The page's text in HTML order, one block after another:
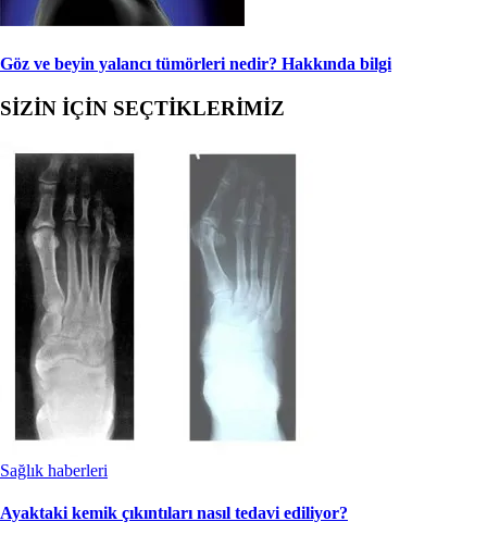
Göz ve beyin yalancı tümörleri nedir? Hakkında bilgi
SİZİN İÇİN SEÇTİKLERİMİZ
Sağlık haberleri
Ayaktaki kemik çıkıntıları nasıl tedavi ediliyor?